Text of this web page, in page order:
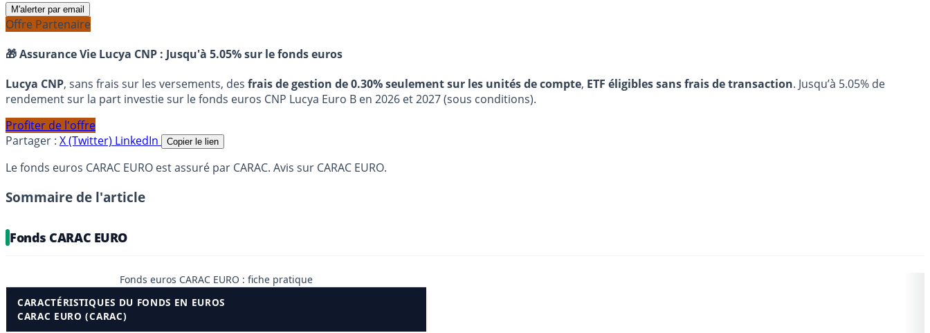
M'alerter par email
Offre Partenaire
🎁 Assurance Vie Lucya CNP : Jusqu'à 5.05% sur le fonds euros
Lucya CNP, sans frais sur les versements, des frais de gestion de 0.30% seulement sur les unités de compte, ETF éligibles sans frais de transaction. Jusqu’à 5.05% de
rendement sur la part investie sur le fonds euros CNP Lucya Euro B en 2026 et 2027 (sous conditions).
Profiter de l'offre
Partager : X (Twitter) LinkedIn Copier le lien
Le fonds euros CARAC EURO est assuré par CARAC. Avis sur CARAC EURO.
Sommaire de l'article
Fonds CARAC EURO
Fonds euros CARAC EURO : fiche pratique
CARACTÉRISTIQUES DU FONDS EN EUROS
CARAC EURO (CARAC)